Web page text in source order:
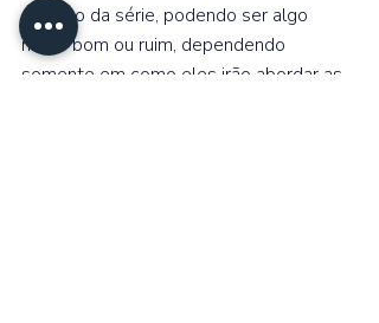
o futuro da série, podendo ser algo
muito bom ou ruim, dependendo
somente em como eles irão abordar as